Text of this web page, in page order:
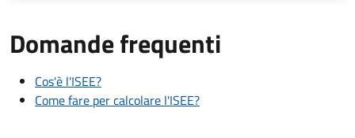
Domande frequenti
Cos'è l'ISEE?
Come fare per calcolare l'ISEE?